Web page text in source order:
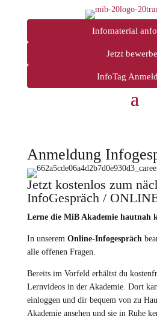
Infomaterial
Jetzt
InfoTag
Anmeldung
Jetzt kostenlos zum
InfoGespräch /
Lerne die MiB Akademie hautnah
In unserem Online-Infogespräch
alle offenen Fragen.
Bereits im Vorfeld erhältst du
Lernvideos in der Akademie. Dort
einloggen und dir bequem von zu
Akademie ansehen und sie in Ruhe